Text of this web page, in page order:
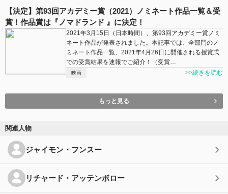
【決定】第93回アカデミー賞（2021）ノミネート作品一覧＆受
賞！作品賞は『ノマドランド 』に決定！
2021年3月15日（日本時間）、第93回アカデミー賞ノミ
ネート作品が発表されました。本記事では、全部門のノ
ミネート作品一覧、2021年4月26日に開催される授賞式
での受賞結果を速報でご紹介！（受賞…
映画 >>続きを読む
もっと見る
関連人物
ジャイモン・フンスー
リチャード・アッテンボロー